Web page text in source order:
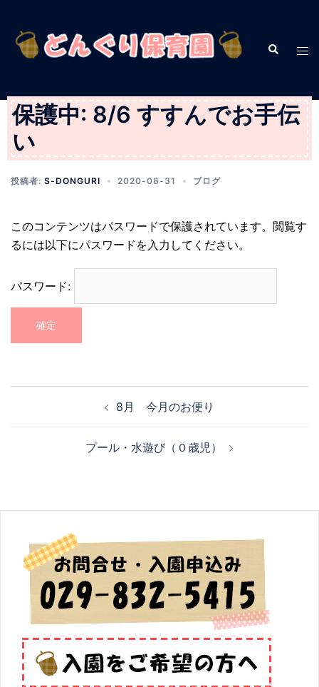
へ
ッ
検
索
ト
メ
ニ
ュ
ー
保護中: 8/6 すすんでお手伝
い
投稿者: S-DONGURI 2020-08-31 ブログ
このコンテンツはパスワードで保護されています。閲覧す
るには以下にパスワードを入力してください。
パスワード:
ナ
シ
ン
8月 今月のお便り
プール・水遊び（０歳児）